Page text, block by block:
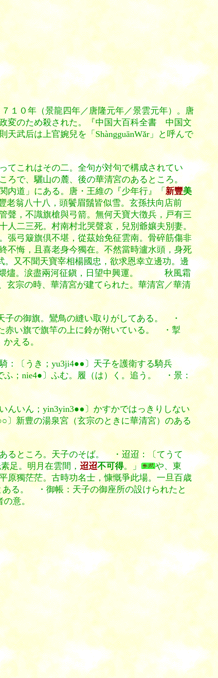
１０年（景龍四年／唐隆元年／景雲元年）。唐
変のため殺された。『中国大百科全書 中国文
武后は上官婉兒を「ShàngguānWǎr」と呼んで
てこれはその二。全句が対句で構成されてい
で、驪山の麓、後の華清宮のあるところ。
内道」にある。唐・王維の『少年行』「新豐美
老翁八十八，頭鬢眉鬚皆似雪。玄孫扶向店前
聲，不識旗槍與弓箭。無何天寶大徴兵，戸有三
人二三死。村南村北哭聲哀，兒別爺孃夫別妻。
張弓簸旗倶不堪，從茲始免征雲南。骨碎筋傷非
不悔，且喜老身今獨在。不然當時瀘水頭，身死
又不聞天寶宰相楊國忠，欲求恩幸立邊功。邊
煨燼。涙盡兩河征鎭，日望中興運。 秋風霜
宗の時、華清宮が建てられた。華清宮／華清
子の御旗。鸞鳥の縫い取りがしてある。 ・
赤い旗で旗竿の上に鈴が附いている。 ・掣
かえる。
〔うき；yu3ji4●●〕天子を護衛する騎兵
；nie4●〕ふむ。履（は）く。追う。 ・景：
いん；yin3yin3●●〕かすかではっきりしない
新豊の湯泉宮（玄宗のときに華清宮）のある
るところ。天子のそば。 ・迢迢：〔てうて
足。明月在雲間，迢迢不可得。」
や、東
原獨茫茫。古時功名士，慷慨爭此場。一旦百歳
ある。 ・御帳：天子の御座所の設けられたと
の意。